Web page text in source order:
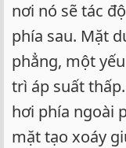
nơi nó sẽ tác
phía sau. Mặt
phẳng, một
trì áp suất
hơi phía ngoài
mặt tạo xoáy